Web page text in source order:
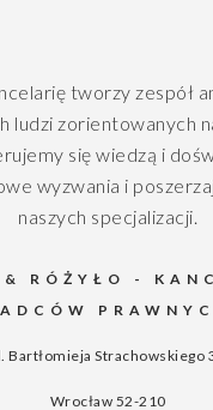
tworzy zespół
ludzi zorientowanych
się wiedzą i
wyzwania i
naszych specjalizacji.
& RÓŻYŁO -
Bartłomieja Strachowskiego
Wrocław 52-210